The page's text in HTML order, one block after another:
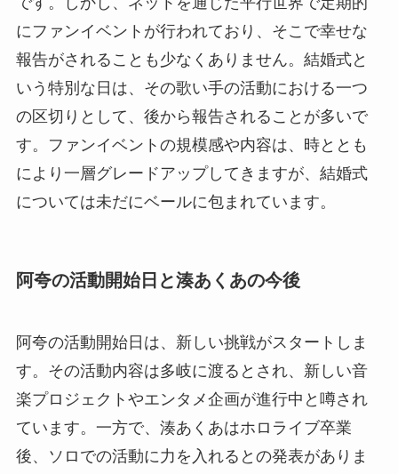
にファンイベントが行われており、そこで幸せな
報告がされることも少なくありません。結婚式と
いう特別な日は、その歌い手の活動における一つ
の区切りとして、後から報告されることが多いで
す。ファンイベントの規模感や内容は、時ととも
により一層グレードアップしてきますが、結婚式
については未だにベールに包まれています。
阿夸の活動開始日と湊あくあの今後
阿夸の活動開始日は、新しい挑戦がスタートしま
す。その活動内容は多岐に渡るとされ、新しい音
楽プロジェクトやエンタメ企画が進行中と噂され
ています。一方で、湊あくあはホロライブ卒業
後、ソロでの活動に力を入れるとの発表がありま